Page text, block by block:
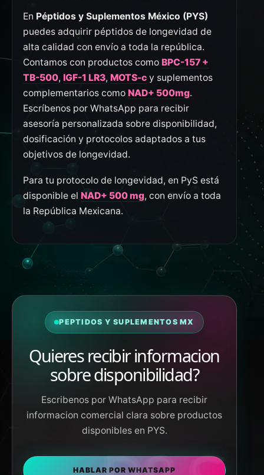
En Péptidos y Suplementos México (PYS)
puedes adquirir péptidos de longevidad de
alta calidad con envío a toda la república.
Contamos con productos como BPC-157 +
TB-500, IGF-1 LR3, MOTS-c y suplementos
complementarios como NAD+ 500mg.
Escríbenos por WhatsApp para recibir
asesoría personalizada sobre disponibilidad,
dosificación y protocolos adaptados a tus
objetivos de longevidad.
Para tu protocolo de longevidad, en PyS está
disponible el NAD+ 500 mg, con envío a toda
la República Mexicana.
PEPTIDOS Y SUPLEMENTOS MX
Quieres recibir informacion
sobre disponibilidad?
Escribenos por WhatsApp para recibir
informacion comercial clara sobre productos
disponibles en PYS.
HABLAR POR WHATSAPP